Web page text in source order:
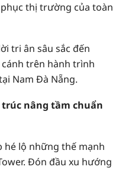
thị trường của toàn
tri ân sâu sắc đến
trên hành trình
Nam Đà Nẵng.
trúc nâng tầm chuẩn
hé lộ những thế mạnh
Đón đầu xu hướng